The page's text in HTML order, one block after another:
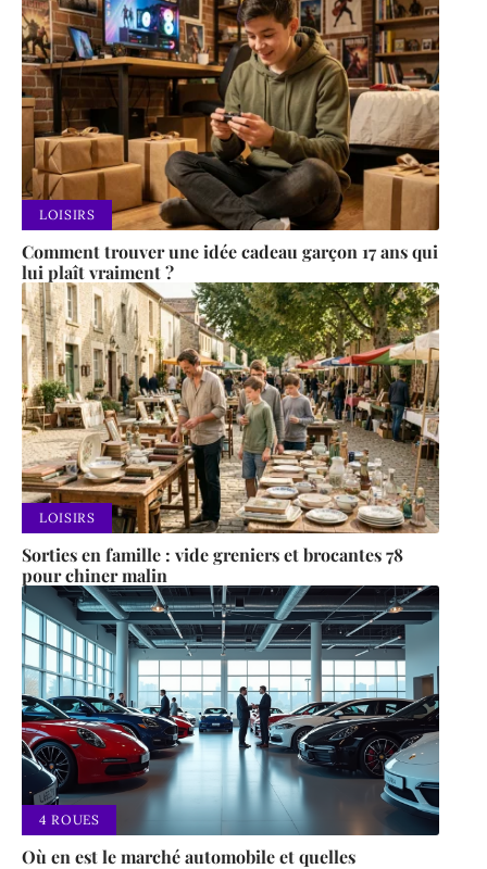
LOISIRS
Comment trouver une idée cadeau garçon 17 ans qui
lui plaît vraiment ?
LOISIRS
Sorties en famille : vide greniers et brocantes 78
pour chiner malin
4 ROUES
Où en est le marché automobile et quelles